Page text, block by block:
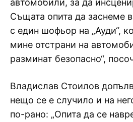
автомобили, за да
Същата опита да заснеме
с един шофьор на „Ауди“,
мине отстрани на
разминат безопасно“,
Владислав Стоилов
нещо се е случило и на
по-рано: „Опита да се